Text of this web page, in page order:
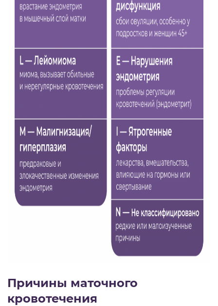
Причины маточного
кровотечения